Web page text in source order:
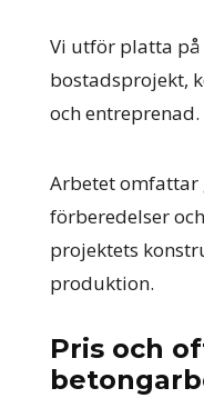
Vi utför platta
bostadsprojekt,
och entreprenad.
Arbetet
förberedelser
projektets
produktion.
Pris och